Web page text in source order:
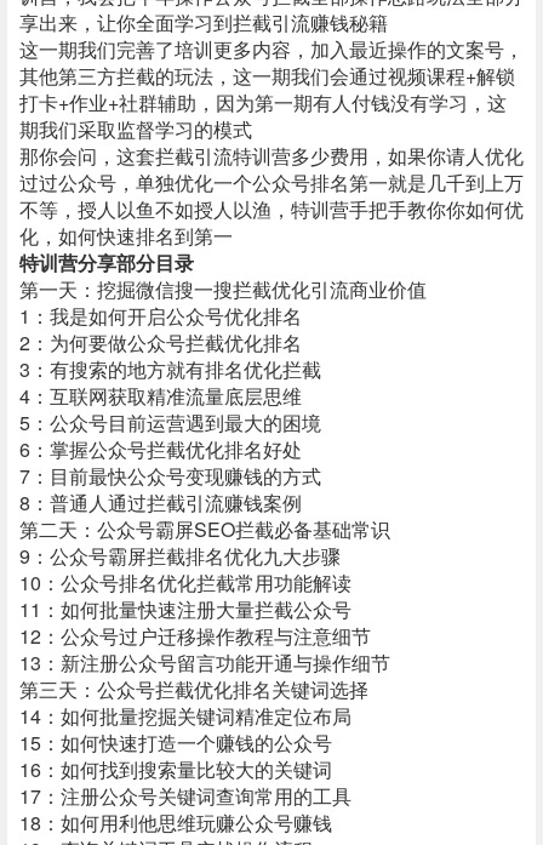
享出来，让你全面学习到拦截引流赚钱秘籍
这一期我们完善了培训更多内容，加入最近操作的文案号，
其他第三方拦截的玩法，这一期我们会通过视频课程+解锁
打卡+作业+社群辅助，因为第一期有人付钱没有学习，这
期我们采取监督学习的模式
那你会问，这套拦截引流特训营多少费用，如果你请人优化
过过公众号，单独优化一个公众号排名第一就是几千到上万
不等，授人以鱼不如授人以渔，特训营手把手教你你如何优
化，如何快速排名到第一
特训营分享部分目录
第一天：挖掘微信搜一搜拦截优化引流商业价值
1：我是如何开启公众号优化排名
2：为何要做公众号拦截优化排名
3：有搜索的地方就有排名优化拦截
4：互联网获取精准流量底层思维
5：公众号目前运营遇到最大的困境
6：掌握公众号拦截优化排名好处
7：目前最快公众号变现赚钱的方式
8：普通人通过拦截引流赚钱案例
第二天：公众号霸屏SEO拦截必备基础常识
9：公众号霸屏拦截排名优化九大步骤
10：公众号排名优化拦截常用功能解读
11：如何批量快速注册大量拦截公众号
12：公众号过户迁移操作教程与注意细节
13：新注册公众号留言功能开通与操作细节
第三天：公众号拦截优化排名关键词选择
14：如何批量挖掘关键词精准定位布局
15：如何快速打造一个赚钱的公众号
16：如何找到搜索量比较大的关键词
17：注册公众号关键词查询常用的工具
18：如何用利他思维玩赚公众号赚钱